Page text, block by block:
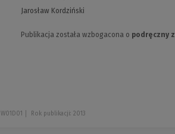
Jarosław Kordziński
Publikacja została wzbogacona o podręczny
Rok publikacji: 2013